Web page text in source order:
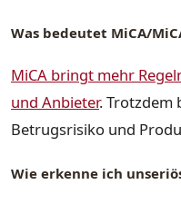
Was bedeutet MiCA/
MiCA bringt mehr
und Anbieter. Trotzdem
Betrugsrisiko und
Wie erkenne ich